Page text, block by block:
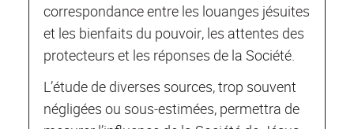
correspondance entre les louanges jésuites
et les bienfaits du pouvoir, les attentes des
protecteurs et les réponses de la Société.
L’étude de diverses sources, trop souvent
négligées ou sous‐estimées, permettra de